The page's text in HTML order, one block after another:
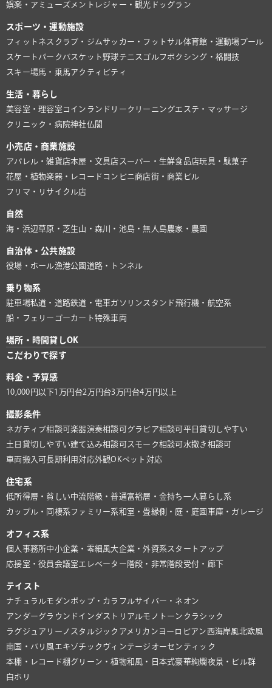
娯楽・アミューズメント レジャー・観光 ドッグラン
スポーツ・運動施設
フィットネスクラブ・ジム サッカー・フットサル体育館・運動場プール
スケートパーク バスケット 野球テニス ゴルフ ボクシング・格闘技
スキー場馬・乗馬アクティビティ
生活・暮らし
美容室・理容室 コインランドリー クリーニングエステ・マッサージ
クリニック・病院神社仏閣
小売店・商業施設
アパレル・雑貨店本屋・文具店 スーパー・生鮮食品店玩具・駄菓子
花屋・植物楽器・レコード コンビニ商店街・商業ビル
フリマ・リサイクル店
自然
海・浜辺 草原・芝生山・森川・池島・無人島農家・農園
自治体・公共施設
役場・ホール漁港公園 道路・トンネル
乗り物系
駐車場私道・道路鉄道・電車 ガソリンスタンド 飛行機・航空系
船・フェリー ゴーカート特殊車両
場所・時間貸しOK
こだわりで探す
料金・予算感
10,000円以下1万円台2万円台3万円台4万円以上
撮影条件
ネガティブ相談可楽器演奏相談可 グラビア相談可 平日貸切しやすい
土日貸切しやすい建て込み相談可 スモーク相談可 水撒き相談可
車両搬入可長期利用対応外観OKペット対応
住宅系
低所得層・貧しい中流階級・普通富裕層・金持ち 一人暮らし系
カップル・同棲系ファミリー系和室・畳縁側・庭・庭園 車庫・ガレージ
オフィス系
個人事務所中小企業・零細風大企業・外資系スタートアップ
応接室・役員会議室 エレベーター 階段・非常階段受付・廊下
テイスト
ナチュラルモダンポップ・カラフルサイバー・ネオン
アンダーグラウンド インダストリアルモノトーン クラシック
ラグジュアリー ノスタルジック アメリカン ヨーロピアン 西海岸風北欧風
南国・バリ風 エキゾチック ヴィンテージ オーセンティック
本棚・レコード棚グリーン・植物和風・日本式豪華絢爛夜景・ビル群
白ホリ